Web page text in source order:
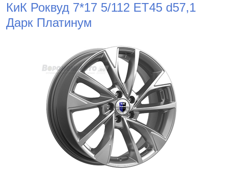
КиК Роквуд 7*17 5/112 ET45 d57,1
Дарк Платинум